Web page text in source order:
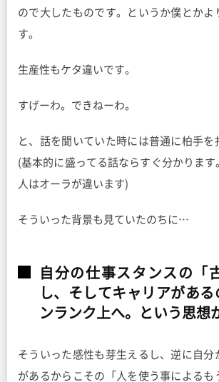
ので大したものです。というか僕とかよ
す。
生産性もケタ違いです。
すげーわ。できねーわ。
と、話を聞いていた時には普通に柏手を
(基本的に盛ってる話ならすぐ分かります
人はオーラが違います)
そういった背景も見ていたのちに…
自分の仕事スタンスの「
し、そしてキャリアがあ
ンランク上へ。という思想
そういった感性も芽生えるし、逆に自分
があるからこその「人を使う事によるも